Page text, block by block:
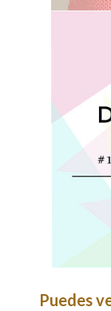
Puedes